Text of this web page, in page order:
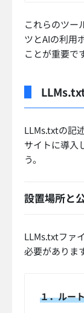
これらのツー
ツとAIの利用
ことが重要で
LLMs.txtの記
サイトに導入
う。
設置場所と
LLMs.txtファ
必要がありま
１．ルー